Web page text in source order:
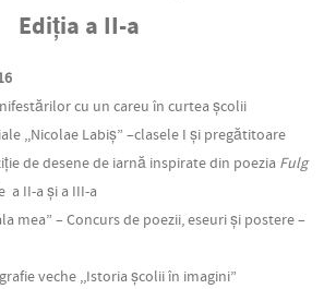
Ediția a II-a
cu un careu în curtea școlii
,,Nicolae Labiș” –clasele I și pregătitoare
de desene de iarnă inspirate din poezia Fulg
a II-a și a III-a
mea” – Concurs de poezii, eseuri și postere –
veche ,,Istoria școlii în imagini”